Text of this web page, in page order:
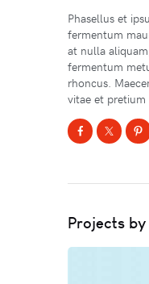
Phasellus et
fermentum
at nulla
fermentum
rhoncus.
vitae et
Projects